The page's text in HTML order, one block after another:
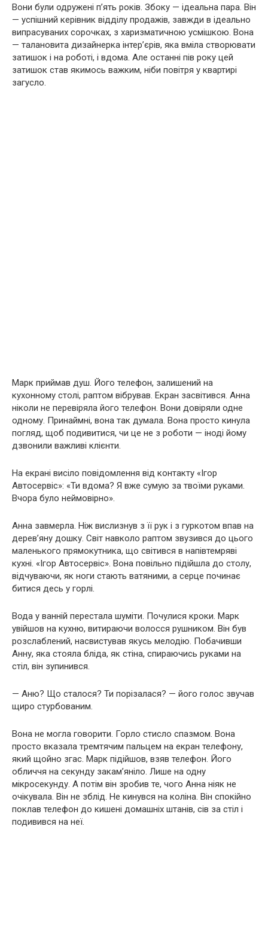
Вони були одружені п’ять років. Збоку — ідеальна пара. Він
— успішний керівник відділу продажів, завжди в ідеально
випрасуваних сорочках, з харизматичною усмішкою. Вона
— талановита дизайнерка інтер’єрів, яка вміла створювати
затишок і на роботі, і вдома. Але останні пів року цей
затишок став якимось важким, ніби повітря у квартирі
загусло.
Марк приймав душ. Його телефон, залишений на
кухонному столі, раптом вібрував. Екран засвітився. Анна
ніколи не перевіряла його телефон. Вони довіряли одне
одному. Принаймні, вона так думала. Вона просто кинула
погляд, щоб подивитися, чи це не з роботи — іноді йому
дзвонили важливі клієнти.
На екрані висіло повідомлення від контакту «Ігор
Автосервіс»: «Ти вдома? Я вже сумую за твоїми руками.
Вчора було неймовірно».
Анна завмерла. Ніж вислизнув з її рук і з гуркотом впав на
дерев’яну дошку. Світ навколо раптом звузився до цього
маленького прямокутника, що світився в напівтемряві
кухні. «Ігор Автосервіс». Вона повільно підійшла до столу,
відчуваючи, як ноги стають ватяними, а серце починає
битися десь у горлі.
Вода у ванній перестала шуміти. Почулися кроки. Марк
увійшов на кухню, витираючи волосся рушником. Він був
розслаблений, насвистував якусь мелодію. Побачивши
Анну, яка стояла бліда, як стіна, спираючись руками на
стіл, він зупинився.
— Аню? Що сталося? Ти порізалася? — його голос звучав
щиро стурбованим.
Вона не могла говорити. Горло стисло спазмом. Вона
просто вказала тремтячим пальцем на екран телефону,
який щойно згас. Марк підійшов, взяв телефон. Його
обличчя на секунду закам’яніло. Лише на одну
мікросекунду. А потім він зробив те, чого Анна ніяк не
очікувала. Він не зблід. Не кинувся на коліна. Він спокійно
поклав телефон до кишені домашніх штанів, сів за стіл і
подивився на неї.